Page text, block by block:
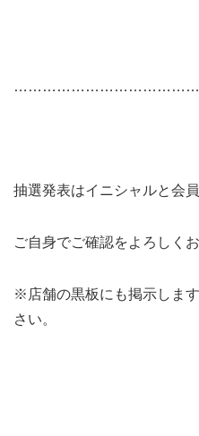
抽選発表はイニシャルと会
ご自身でご確認をよろしく
※店舗の黒板にも掲示しま
さい。